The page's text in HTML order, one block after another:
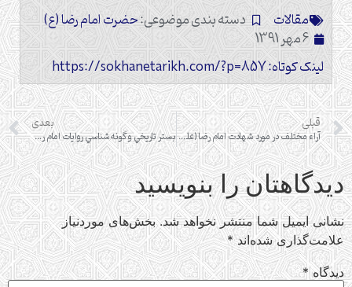
مقالات دسته بندی موضوعی:حضرت امام رضا (ع)
6 مهر 1391
لینک کوتاه: https://sokhanetarikh.com/?p=857
قبلی
آراء مختلف در مورد شهادت امام رضا (عليه السلام)
بعدی
بستر تاريخي و گونه‌شناسي روايات امام رضا (علیه السلام)
دیدگاهتان را بنویسید
نشانی ایمیل شما منتشر نخواهد شد. بخش‌های موردنیاز
علامت‌گذاری شده‌اند*
دیدگاه*